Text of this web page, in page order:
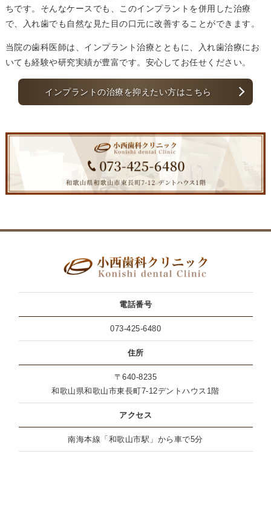
ちです。そんなケースでも、このインプラントを併用した治療
で、入れ歯でも自然な見た目の口元に改善することができます。
当院の歯科医師は、インプラント治療とともに、入れ歯治療にお
いても経験や研究実績が豊富です。安心してお任せください。
インプラントの治療を抑えたい方はこちら
電話番号
073-425-6480
住所
〒640-8235
和歌山県和歌山市東長町7-12デントハウス1階
アクセス
南海本線「和歌山市駅」から車で5分